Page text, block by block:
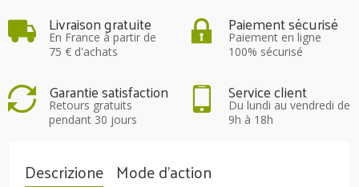
Livraison gratuite
En France à partir de
75 € d'achats
Paiement sécurisé
Paiement en ligne
100% sécurisé
Garantie satisfaction
Retours gratuits
pendant 30 jours
Service client
Du lundi au vendredi de
9h à 18h
Descrizione Mode d'action